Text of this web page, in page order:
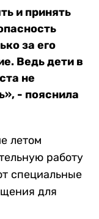
и принять
за его
Ведь дети в
не
- пояснила
летом
работу
специальные
для